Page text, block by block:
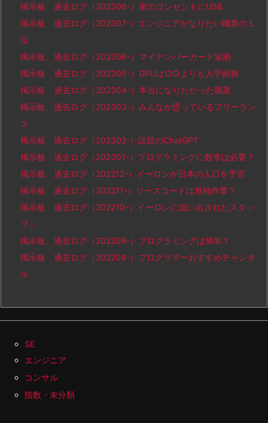
掲示板 過去ログ（202308-）家のコンセントにUSB
掲示板 過去ログ（202307-）エンジニアがなりたい職業の１
位
掲示板 過去ログ（202306-）マイナンバーカード返納
掲示板 過去ログ（202305-）GPUは○○よりも入手困難
掲示板 過去ログ（202304-）本当になりたかった職業
掲示板 過去ログ（202303-）みんなが思っているフリーラン
ス
掲示板 過去ログ（202302-）話題のChatGPT
掲示板 過去ログ（202301-）プログラミングに数学は必要？
掲示板 過去ログ（202212-）イーロンが日本の人口を予言
掲示板 過去ログ（202211-）ソースコードは単純作業？
掲示板 過去ログ（202210-）イーロンに追い出されたスタッ
フ…
掲示板 過去ログ（202209-）プログラミングは簡単？
掲示板 過去ログ（202208-）プログラマーおすすめチャンネ
ル
SE
エンジニア
コンサル
指数・未分類